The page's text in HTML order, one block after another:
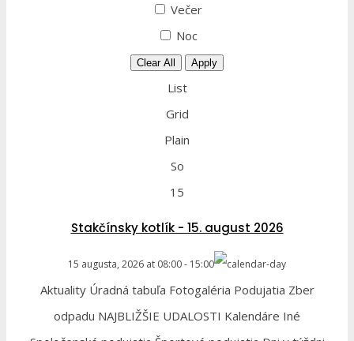
Večer
Noc
Clear All Apply
List
Grid
Plain
So
15
Stakčínsky kotlík - 15. august 2026
15 augusta, 2026 at 08:00- 15:00
Aktuality Úradná tabuľa Fotogaléria Podujatia Zber
odpadu NAJBLIŽŠIE UDALOSTI Kalendáre Iné